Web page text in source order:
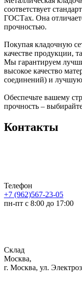
соответствует
ГОСТах. Она
прочностью.
Покупая кладочную
качестве продукции,
Мы гарантируем
высокое качество
соединений) и
Обеспечьте вашему
прочность –
Контакты
Телефон
+7 (962)567-23-05
пн-пт с 8:00 до 17:00
Склад
Москва,
г. Москва, ул.